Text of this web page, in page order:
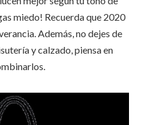
miedo! Recuerda que 2020
Además, no dejes de
y calzado, piensa en